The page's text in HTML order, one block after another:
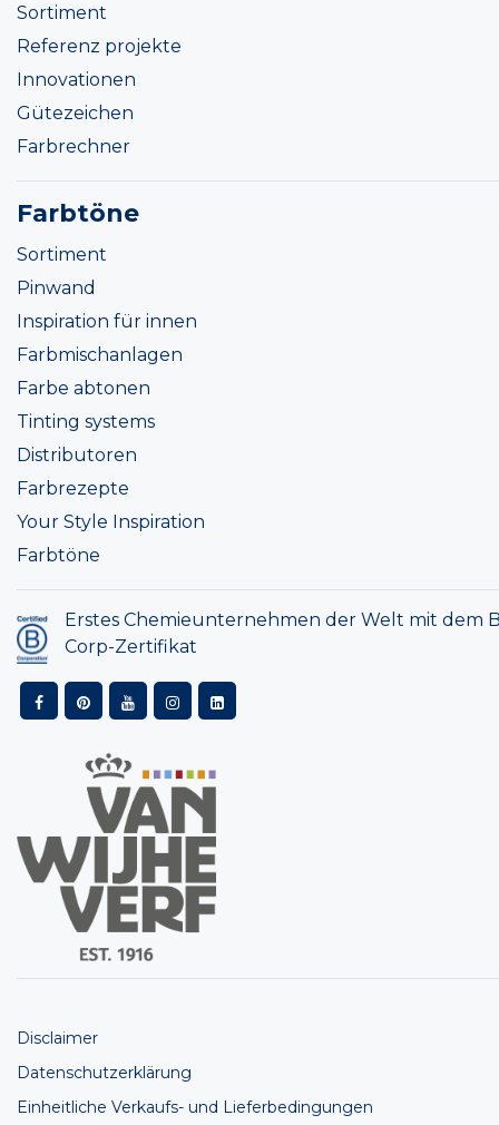
Sortiment
Referenz projekte
Innovationen
Gütezeichen
Farbrechner
Farbtöne
Sortiment
Pinwand
Inspiration für innen
Farbmischanlagen
Farbe abtonen
Tinting systems
Distributoren
Farbrezepte
Your Style Inspiration
Farbtöne
Erstes Chemieunternehmen der Welt mit dem
Corp-Zertifikat
Disclaimer
Datenschutzerklärung
Einheitliche Verkaufs- und Lieferbedingungen